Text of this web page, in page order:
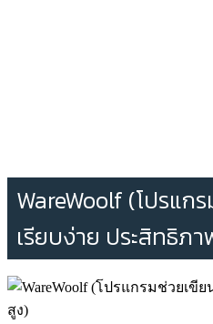
WareWoolf (โปรแก
เรียบง่าย ประสิทธิภ